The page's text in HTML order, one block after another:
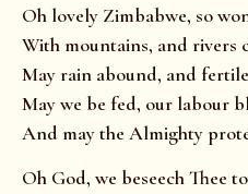
Oh lovely Zimbabwe, so
With mountains, and rivers
May rain abound, and
May we be fed, our labour
And may the Almighty
Oh God, we beseech Thee